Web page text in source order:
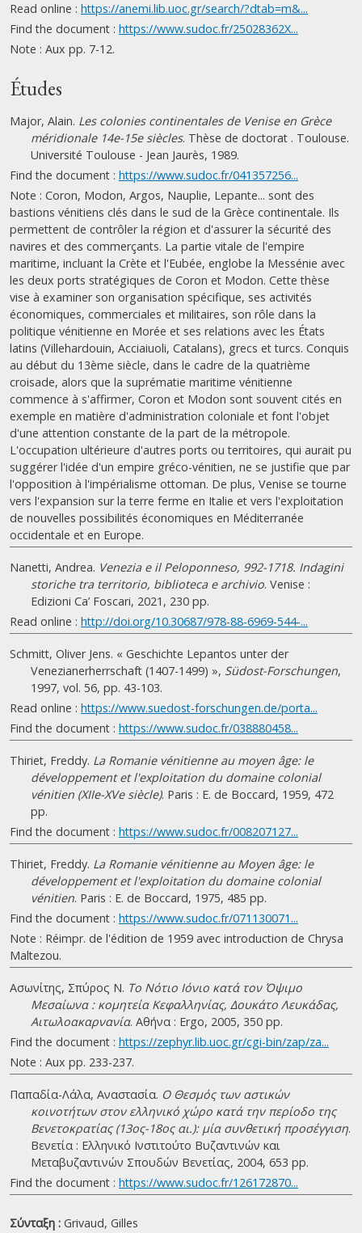
Read online : https://anemi.lib.uoc.gr/search/?dtab=m&...
Find the document : https://www.sudoc.fr/25028362X...
Note : Aux pp. 7-12.
Études
Major, Alain. Les colonies continentales de Venise en Grèce
méridionale 14e-15e siècles. Thèse de doctorat . Toulouse.
Université Toulouse - Jean Jaurès, 1989.
Find the document : https://www.sudoc.fr/041357256...
Note : Coron, Modon, Argos, Nauplie, Lepante... sont des
bastions vénitiens clés dans le sud de la Grèce continentale. Ils
permettent de contrôler la région et d'assurer la sécurité des
navires et des commerçants. La partie vitale de l'empire
maritime, incluant la Crète et l'Eubée, englobe la Messénie avec
les deux ports stratégiques de Coron et Modon. Cette thèse
vise à examiner son organisation spécifique, ses activités
économiques, commerciales et militaires, son rôle dans la
politique vénitienne en Morée et ses relations avec les États
latins (Villehardouin, Acciaiuoli, Catalans), grecs et turcs. Conquis
au début du 13ème siècle, dans le cadre de la quatrième
croisade, alors que la suprématie maritime vénitienne
commence à s'affirmer, Coron et Modon sont souvent cités en
exemple en matière d'administration coloniale et font l'objet
d'une attention constante de la part de la métropole.
L'occupation ultérieure d'autres ports ou territoires, qui aurait pu
suggérer l'idée d'un empire gréco-vénitien, ne se justifie que par
l'opposition à l'impérialisme ottoman. De plus, Venise se tourne
vers l'expansion sur la terre ferme en Italie et vers l'exploitation
de nouvelles possibilités économiques en Méditerranée
occidentale et en Europe.
Nanetti, Andrea. Venezia e il Peloponneso, 992-1718. Indagini
storiche tra territorio, biblioteca e archivio. Venise :
Edizioni Ca’ Foscari, 2021, 230 pp.
Read online : http://doi.org/10.30687/978-88-6969-544-...
Schmitt, Oliver Jens. « Geschichte Lepantos unter der
Venezianerherrschaft (1407-1499) », Südost-Forschungen,
1997, vol. 56, pp. 43-103.
Read online : https://www.suedost-forschungen.de/porta...
Find the document : https://www.sudoc.fr/038880458...
Thiriet, Freddy. La Romanie vénitienne au moyen âge: le
développement et l'exploitation du domaine colonial
vénitien (XIIe-XVe siècle). Paris : E. de Boccard, 1959, 472
pp.
Find the document : https://www.sudoc.fr/008207127...
Thiriet, Freddy. La Romanie vénitienne au Moyen âge: le
développement et l'exploitation du domaine colonial
vénitien. Paris : E. de Boccard, 1975, 485 pp.
Find the document : https://www.sudoc.fr/071130071...
Note : Réimpr. de l'édition de 1959 avec introduction de Chrysa
Maltezou.
Ασωνίτης, Σπύρος Ν. Το Νότιο Ιόνιο κατά τον Όψιμο
Μεσαίωνα : κομητεία Κεφαλληνίας, Δουκάτο Λευκάδας,
Αιτωλοακαρνανία. Αθήνα : Ergo, 2005, 350 pp.
Find the document : https://zephyr.lib.uoc.gr/cgi-bin/zap/za...
Note : Aux pp. 233-237.
Παπαδία-Λάλα, Αναστασία. Ο Θεσμός των αστικών
κοινοτήτων στον ελληνικό χώρο κατά την περίοδο της
Βενετοκρατίας (13ος-18ος αι.): μία συνθετική προσέγγιση.
Βενετία : Ελληνικό Ινστιτούτο Βυζαντινών και
Μεταβυζαντινών Σπουδών Βενετίας, 2004, 653 pp.
Find the document : https://www.sudoc.fr/126172870...
Σύνταξη : Grivaud, Gilles